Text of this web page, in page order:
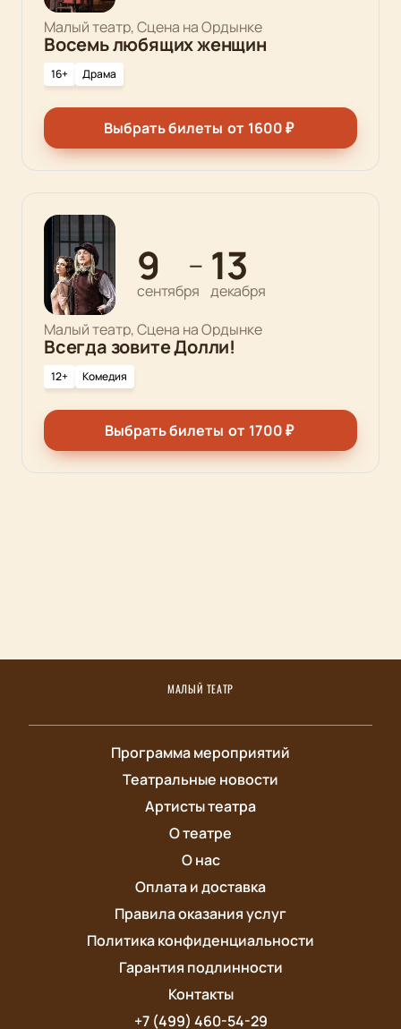
Малый театр, Сцена на Ордынке
Восемь любящих женщин
16+ Драма
Выбрать билеты от 1600₽
9
сентября
— 13
декабря
Малый театр, Сцена на Ордынке
Всегда зовите Долли!
12+ Комедия
Выбрать билеты от 1700₽
МАЛЫЙ ТЕАТР
Программа мероприятий
Театральные новости
Артисты театра
О театре
О нас
Оплата и доставка
Правила оказания услуг
Политика конфиденциальности
Гарантия подлинности
Контакты
+7 (499) 460-54-29